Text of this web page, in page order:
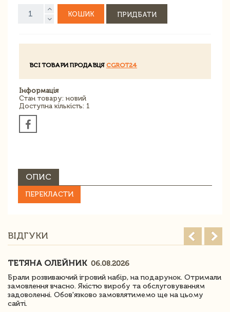
КОШИК ПРИДБАТИ
ВСІ ТОВАРИ ПРОДАВЦЯ CGROT24
Інформація
Стан товару: новий
Доступна кількість: 1
ОПИС
ПЕРЕКЛАСТИ
ВІДГУКИ
ТЕТЯНА ОЛЕЙНИК 06.08.2026
Брали розвиваючий ігровий набір, на подарунок. Отримали
замовлення вчасно. Якістю виробу та обслуговуванням
задоволенні. Обов'язково замовлятимемо ще на цьому
сайті.